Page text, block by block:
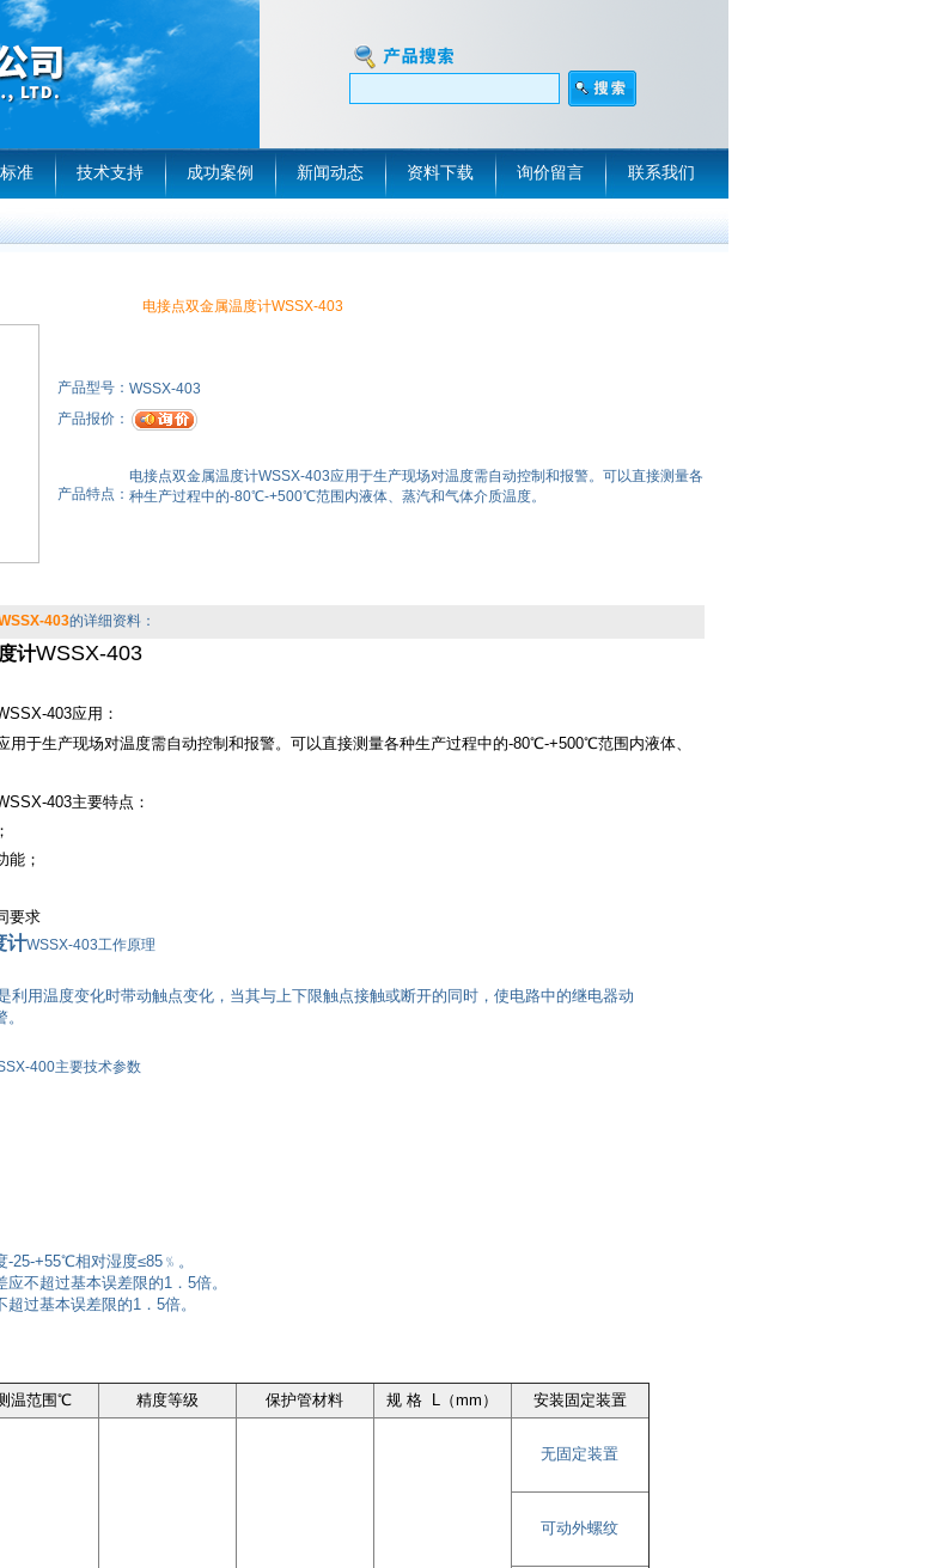
准 技术支持 成功案例 新闻动态 资料下载 询价留言 联系我们
电接点双金属温度计WSSX-403
产品型号： WSSX-403
产品报价：
产品特点：
电接点双金属温度计WSSX-403应用于生产现场对温度需自动控制和报警。可以直接测量各
种生产过程中的-80℃-+500℃范围内液体、蒸汽和气体介质温度。
403的详细资料：
计WSSX-403
403应用：
用于生产现场对温度需自动控制和报警。可以直接测量各种生产过程中的-80℃-+500℃范围内液体、
403主要特点：
；
要求
计WSSX-403工作原理
用温度变化时带动触点变化，当其与上下限触点接触或断开的同时，使电路中的继电器动
400主要技术参数
25-+55℃相对湿度≤85﹪。
不超过基本误差限的1．5倍。
过基本误差限的1．5倍。
温范围℃ 精度等级 保护管材料 规 格 L（mm）
安装固定装置
无固定装置
可动外螺纹